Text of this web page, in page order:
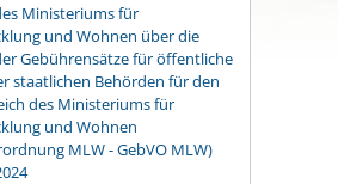
Ministeriums für
und Wohnen über die
Gebührensätze für öffentliche
staatlichen Behörden für den
des Ministeriums für
und Wohnen
MLW - GebVO MLW)